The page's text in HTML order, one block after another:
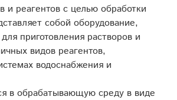
и реагентов с целью обработки
собой оборудование,
приготовления растворов и
видов реагентов,
водоснабжения и
в обрабатывающую среду в виде